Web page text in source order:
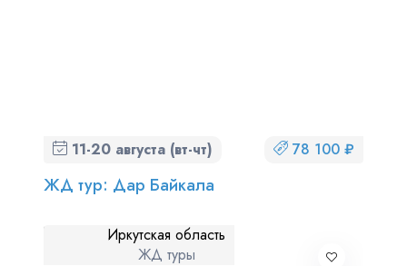
11-20 августа (вт-чт) 78 100 ₽
ЖД тур: Дар Байкала
Иркутская область
ЖД туры